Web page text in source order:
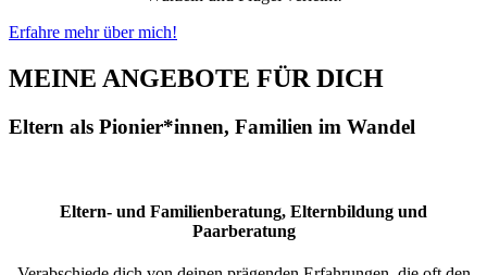
Erfahre mehr über mich!
MEINE ANGEBOTE FÜR DICH
Eltern als Pionier*innen, Familien im Wandel
Eltern- und Familienberatung, Elternbildung und
Paarberatung